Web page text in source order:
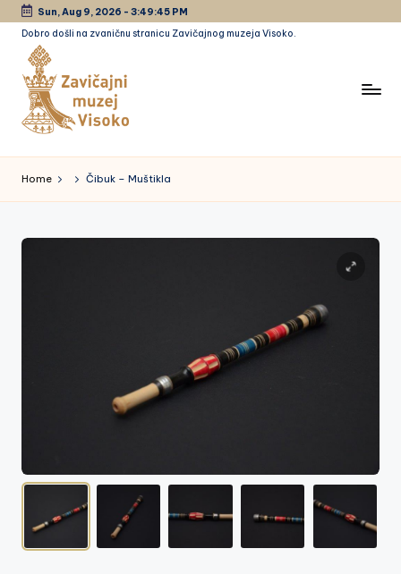
Skip
content
Sun, Aug 9, 2026 - 3:49:46 PM
Dobro došli na zvaničnu stranicu Zavičajnog muzeja Visoko.
a
vi
č
j
is
Home Čibuk – Muštikla